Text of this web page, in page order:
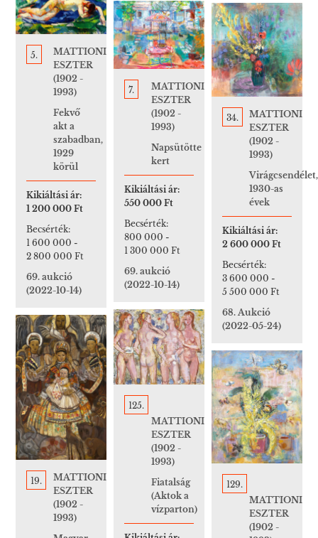
5.
MATTIONI
ESZTER
(1902 -
1993)
Fekvő
akt a
szabadban,
1929
körül
Kikiáltási ár:
1 200 000 Ft
Becsérték:
1 600 000 -
2 800 000 Ft
69. aukció
(2022-10-14)
7.
MATTIONI
ESZTER
(1902 -
1993)
Napsütötte
kert
Kikiáltási ár:
550 000 Ft
Becsérték:
800 000 -
1 300 000 Ft
69. aukció
(2022-10-14)
34.
MATTIONI
ESZTER
(1902 -
1993)
Virágcsendélet,
1930-as
évek
Kikiáltási ár:
2 600 000 Ft
Becsérték:
3 600 000 -
5 500 000 Ft
68. Aukció
(2022-05-24)
125.
MATTIONI
ESZTER
(1902 -
1993)
Fiatalság
(Aktok a
vízparton)
19.
MATTIONI
ESZTER
(1902 -
1993)
129.
MATTIONI
ESZTER
(1902 -